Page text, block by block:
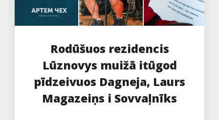
Rodūšuos rezidencis
Lūznovys muižā itūgod
pīdzeivuos Dagneja, Laurs
Magazeiņs i Sovvaļnīks